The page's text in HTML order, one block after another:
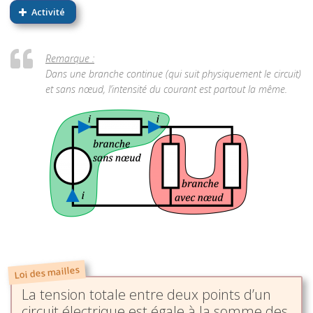
Activité
Remarque :
Dans une branche continue (qui suit physiquement le circuit)
et sans nœud, l’intensité du courant est partout la même.
Loi des mailles
La tension totale entre deux points d’un